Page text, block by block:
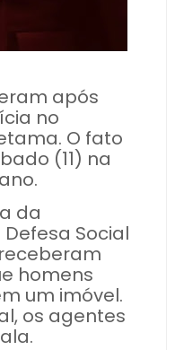
após
no
O fato
(11) na
da
Social
receberam
homens
um imóvel.
os agentes